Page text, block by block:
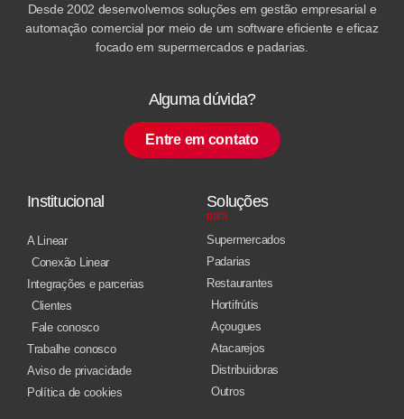
Desde 2002 desenvolvemos soluções em gestão empresarial e
automação comercial por meio de um software eficiente e eficaz
focado em supermercados e padarias.
Alguma dúvida?
Entre em contato
Institucional
A Linear
Conexão Linear
Integrações e parcerias
Clientes
Fale conosco
Trabalhe conosco
Aviso de privacidade
Política de cookies
Soluções
para
Supermercados
Padarias
Restaurantes
Hortifrútis
Açougues
Atacarejos
Distribuidoras
Outros